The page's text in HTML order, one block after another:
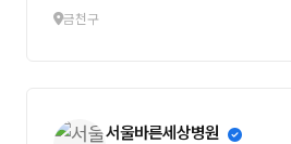
금천구
서울바른세상병원